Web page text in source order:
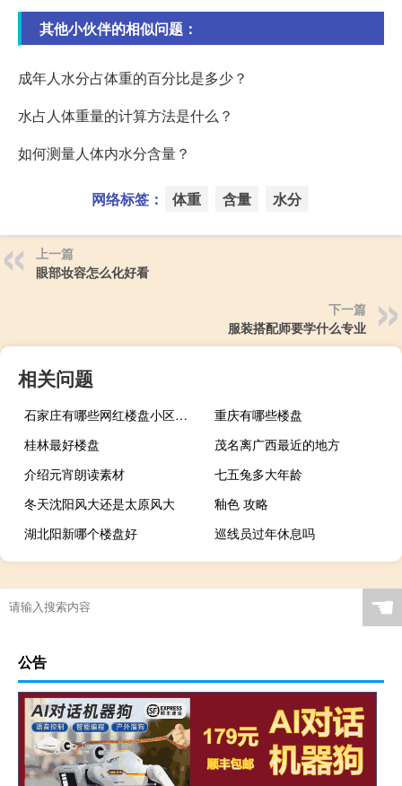
其他小伙伴的相似问题：
成年人水分占体重的百分比是多少？
水占人体重量的计算方法是什么？
如何测量人体内水分含量？
网络标签： 体重 含量 水分
上一篇
眼部妆容怎么化好看
下一篇
服装搭配师要学什么专业
相关问题
石家庄有哪些网红楼盘小区？介绍5个最知名地产项目
重庆有哪些楼盘
桂林最好楼盘
茂名离广西最近的地方
介绍元宵朗读素材
七五兔多大年龄
冬天沈阳风大还是太原风大
釉色 攻略
湖北阳新哪个楼盘好
巡线员过年休息吗
☚
公告